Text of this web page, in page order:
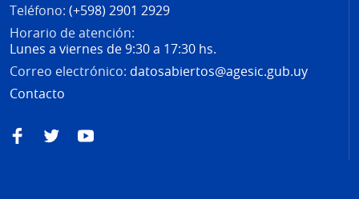
Teléfono: (+598) 2901 2929
Horario de atención:
Lunes a viernes de 9:30 a 17:30 hs.
Correo electrónico: datosabiertos@agesic.gub.uy
Contacto
FacebookTwitterYouTube